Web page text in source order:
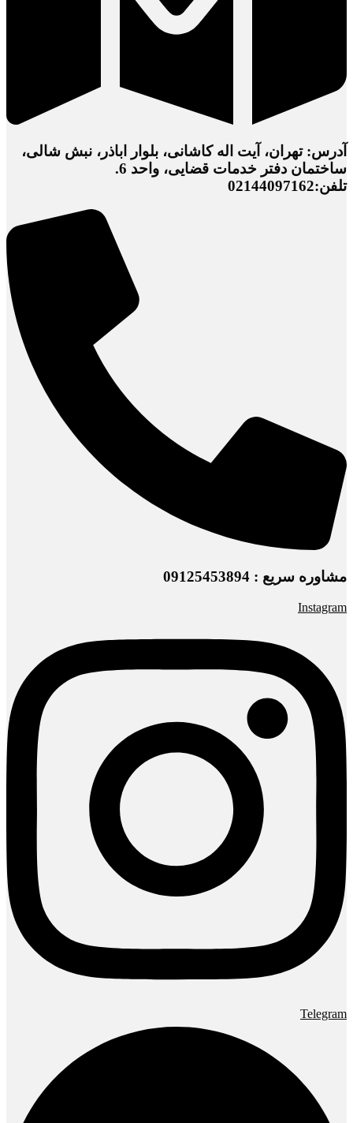
آدرس: تهران، آیت اله کاشانی، بلوار اباذر، نبش شالی،
ساختمان دفتر خدمات قضایی، واحد 6.
تلفن:02144097162
مشاوره سریع : 09125453894
Instagram
Telegram